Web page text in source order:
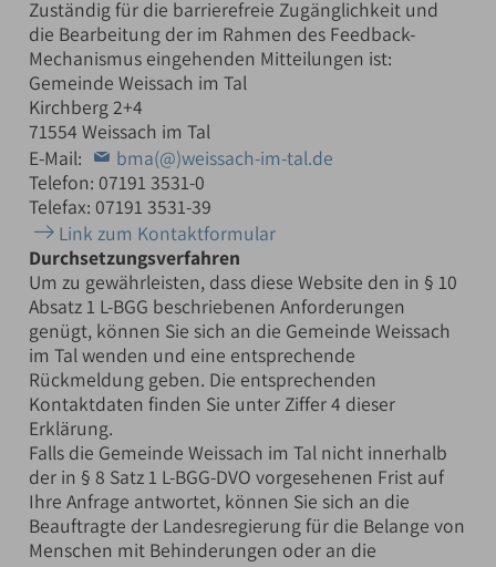
Zuständig für die barrierefreie Zugänglichkeit und
die Bearbeitung der im Rahmen des Feedback-
Mechanismus eingehenden Mitteilungen ist:
Gemeinde Weissach im Tal
Kirchberg 2+4
71554 Weissach im Tal
E-Mail:
bma(@)weissach-im-tal.de
Telefon: 07191 3531-0
Telefax: 07191 3531-39
Link zum Kontaktformular
Durchsetzungsverfahren
Um zu gewährleisten, dass diese Website den in § 10
Absatz 1 L-BGG beschriebenen Anforderungen
genügt, können Sie sich an die Gemeinde Weissach
im Tal wenden und eine entsprechende
Rückmeldung geben. Die entsprechenden
Kontaktdaten finden Sie unter Ziffer 4 dieser
Erklärung.
Falls die Gemeinde Weissach im Tal nicht innerhalb
der in § 8 Satz 1 L-BGG-DVO vorgesehenen Frist auf
Ihre Anfrage antwortet, können Sie sich an die
Beauftragte der Landesregierung für die Belange von
Menschen mit Behinderungen oder an die